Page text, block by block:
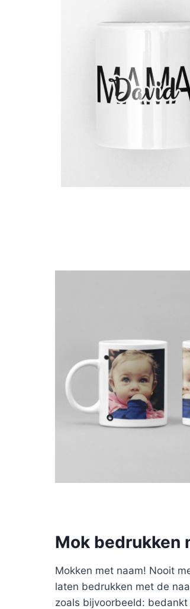
Mok bedrukken
Mokken met naam! Nooit
laten bedrukken met de
zoals bijvoorbeeld: